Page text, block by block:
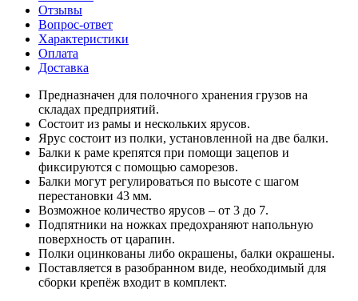
Отзывы
Вопрос-ответ
Характеристики
Оплата
Доставка
Предназначен для полочного хранения грузов на
складах предприятий.
Состоит из рамы и нескольких ярусов.
Ярус состоит из полки, установленной на две балки.
Балки к раме крепятся при помощи зацепов и
фиксируются с помощью саморезов.
Балки могут регулироваться по высоте с шагом
перестановки 43 мм.
Возможное количество ярусов – от 3 до 7.
Подпятники на ножках предохраняют напольную
поверхность от царапин.
Полки оцинкованы либо окрашены, балки окрашены.
Поставляется в разобранном виде, необходимый для
сборки крепёж входит в комплект.